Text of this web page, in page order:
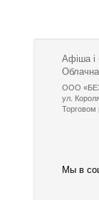
Афіша і
ООО
ул.
Торговом
Мы в